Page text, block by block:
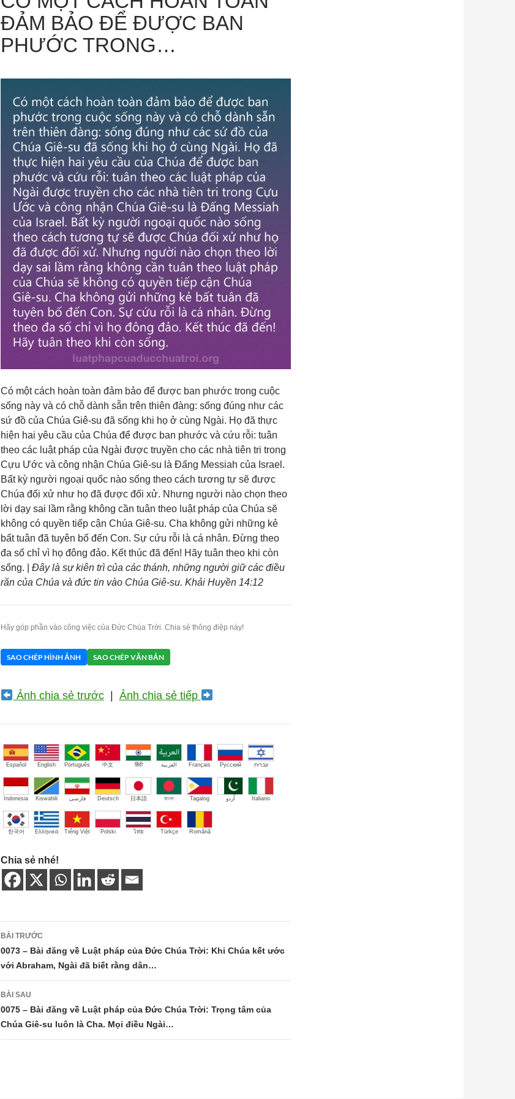
ĐẢM BẢO ĐỂ ĐƯỢC BAN
PHƯỚC TRONG…
Có một cách hoàn toàn đảm bảo để được ban phước trong cuộc
sống này và có chỗ dành sẵn trên thiên đàng: sống đúng như các
sứ đồ của Chúa Giê-su đã sống khi họ ở cùng Ngài. Họ đã thực
hiện hai yêu cầu của Chúa để được ban phước và cứu rỗi: tuân
theo các luật pháp của Ngài được truyền cho các nhà tiên tri trong
Cựu Ước và công nhận Chúa Giê-su là Đấng Messiah của Israel.
Bất kỳ người ngoại quốc nào sống theo cách tương tự sẽ được
Chúa đối xử như họ đã được đối xử. Nhưng người nào chọn theo
lời dạy sai lầm rằng không cần tuân theo luật pháp của Chúa sẽ
không có quyền tiếp cận Chúa Giê-su. Cha không gửi những kẻ
bất tuân đã tuyên bố đến Con. Sự cứu rỗi là cá nhân. Đừng theo
đa số chỉ vì họ đông đảo. Kết thúc đã đến! Hãy tuân theo khi còn
sống. | Đây là sự kiên trì của các thánh, những người giữ các điều
răn của Chúa và đức tin vào Chúa Giê-su. Khải Huyền 14:12
Hãy góp phần vào công việc của Đức Chúa Trời. Chia sẻ thông điệp này!
SAO CHÉP HÌNH ẢNH SAO CHÉP VĂN BẢN
Ảnh chia sẻ trước| Ảnh chia sẻ tiếp
Español English Português 中文 हिंदी العربية Français Русский עברית
Indonesia Kiswahili فارسی Deutsch 日本語 বাংলা Tagalog اُردو Italiano
한국어 Ελληνικά Tiếng Việt Polski ไทย Türkçe Română
Chia sẻ nhé!
Điều
hướng
bài
viết
BÀI TRƯỚC
0073 – Bài đăng về Luật pháp của Đức Chúa Trời: Khi Chúa kết ước
với Abraham, Ngài đã biết rằng dân…
BÀI SAU
0075 – Bài đăng về Luật pháp của Đức Chúa Trời: Trọng tâm của
Chúa Giê-su luôn là Cha. Mọi điều Ngài…